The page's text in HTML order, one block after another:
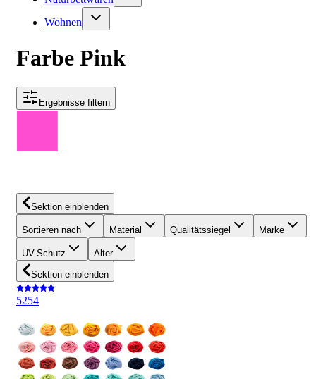
Wohnen
Farbe Pink
Ergebnisse filtern
Sektion einblenden
Sortieren nach Material Qualitätssiegel Marke
UV-Schutz
Alter
Sektion einblenden
5254